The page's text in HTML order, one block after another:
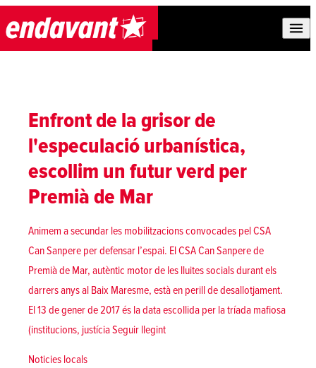
Skip to content
Enfront de la grisor de
l'especulació urbanística,
escollim un futur verd per
Premià de Mar
Animem a secundar les mobilitzacions convocades pel CSA
Can Sanpere per defensar l’espai. El CSA Can Sanpere de
Premià de Mar, autèntic motor de les lluites socials durant els
darrers anys al Baix Maresme, està en perill de desallotjament.
El 13 de gener de 2017 és la data escollida per la tríada mafiosa
(institucions, justíciaSeguir llegint«Enfront de la grisor de
Posted in
Noticies locals